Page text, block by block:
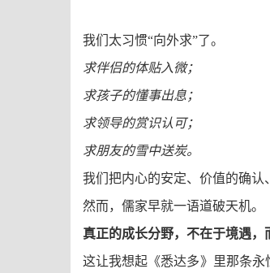
我们太习惯“向外求”了。
求伴侣的体贴入微；
求孩子的懂事出息；
求领导的赏识认可；
求朋友的雪中送炭。
我们把内心的安定、价值的确认
然而，儒家早就一语道破天机。
真正的成长分野，不在于境遇，
这让我想起《悉达多》里那条